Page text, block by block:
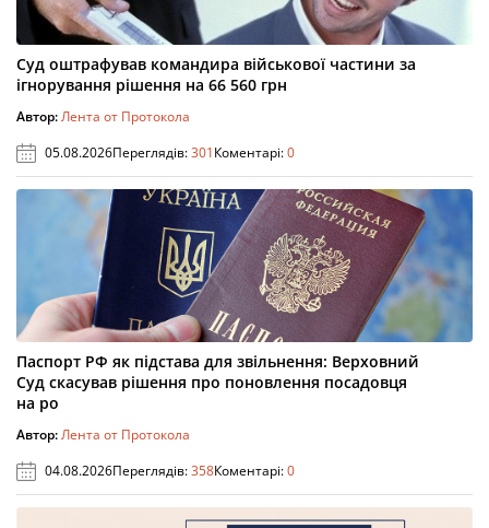
Суд оштрафував командира військової частини за
ігнорування рішення на 66 560 грн
Автор:Лента от Протокола
05.08.2026Переглядів:301Коментарі:0
Паспорт РФ як підстава для звільнення: Верховний
Суд скасував рішення про поновлення посадовця
на ро
Автор:Лента от Протокола
04.08.2026Переглядів:358Коментарі:0